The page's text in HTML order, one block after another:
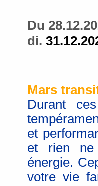
Du
di.
Mars
Durant
et
et rien ne
énergie.
votre vie